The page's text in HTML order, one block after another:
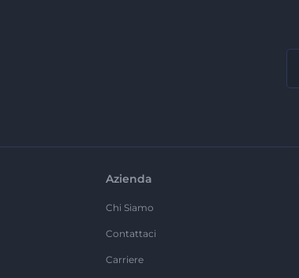
Azienda
Chi Siamo
Contattaci
Carriere